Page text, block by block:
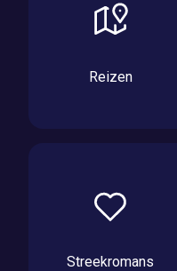
Reizen
Streekromans